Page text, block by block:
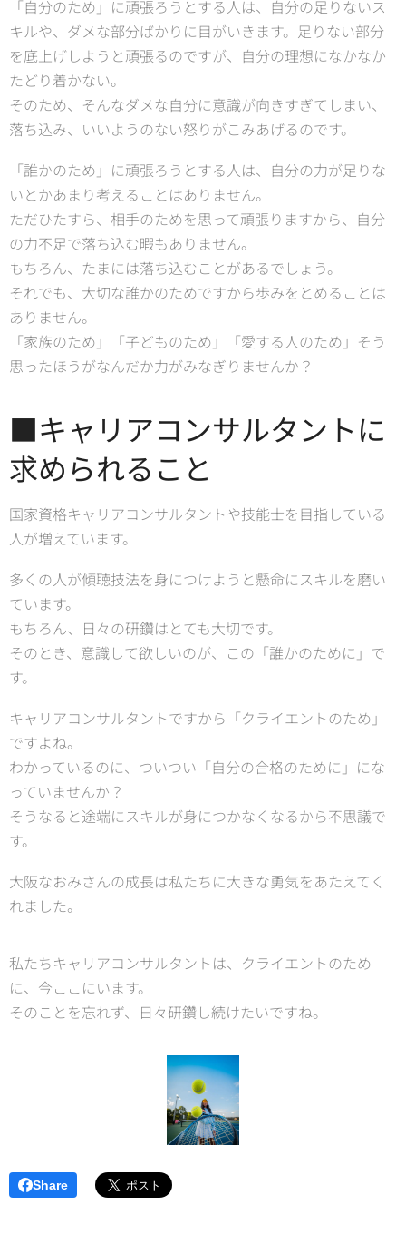
「自分のため」に頑張ろうとする人は、自分の足りないス
キルや、ダメな部分ばかりに目がいきます。足りない部分
を底上げしようと頑張るのですが、自分の理想になかなか
たどり着かない。
そのため、そんなダメな自分に意識が向きすぎてしまい、
落ち込み、いいようのない怒りがこみあげるのです。
「誰かのため」に頑張ろうとする人は、自分の力が足りな
いとかあまり考えることはありません。
ただひたすら、相手のためを思って頑張りますから、自分
の力不足で落ち込む暇もありません。
もちろん、たまには落ち込むことがあるでしょう。
それでも、大切な誰かのためですから歩みをとめることは
ありません。
「家族のため」「子どものため」「愛する人のため」そう
思ったほうがなんだか力がみなぎりませんか？
■キャリアコンサルタントに
求められること
国家資格キャリアコンサルタントや技能士を目指している
人が増えています。
多くの人が傾聴技法を身につけようと懸命にスキルを磨い
ています。
もちろん、日々の研鑽はとても大切です。
そのとき、意識して欲しいのが、この「誰かのために」で
す。
キャリアコンサルタントですから「クライエントのため」
ですよね。
わかっているのに、ついつい「自分の合格のために」にな
っていませんか？
そうなると途端にスキルが身につかなくなるから不思議で
す。
大阪なおみさんの成長は私たちに大きな勇気をあたえてく
れました。
私たちキャリアコンサルタントは、クライエントのため
に、今ここにいます。
そのことを忘れず、日々研鑽し続けたいですね。
Share